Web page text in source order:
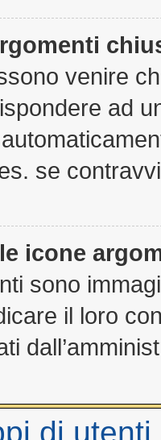
venire
ad
se
icone
sono
il loro
di utenti